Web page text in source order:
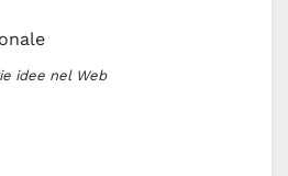
idee nel Web